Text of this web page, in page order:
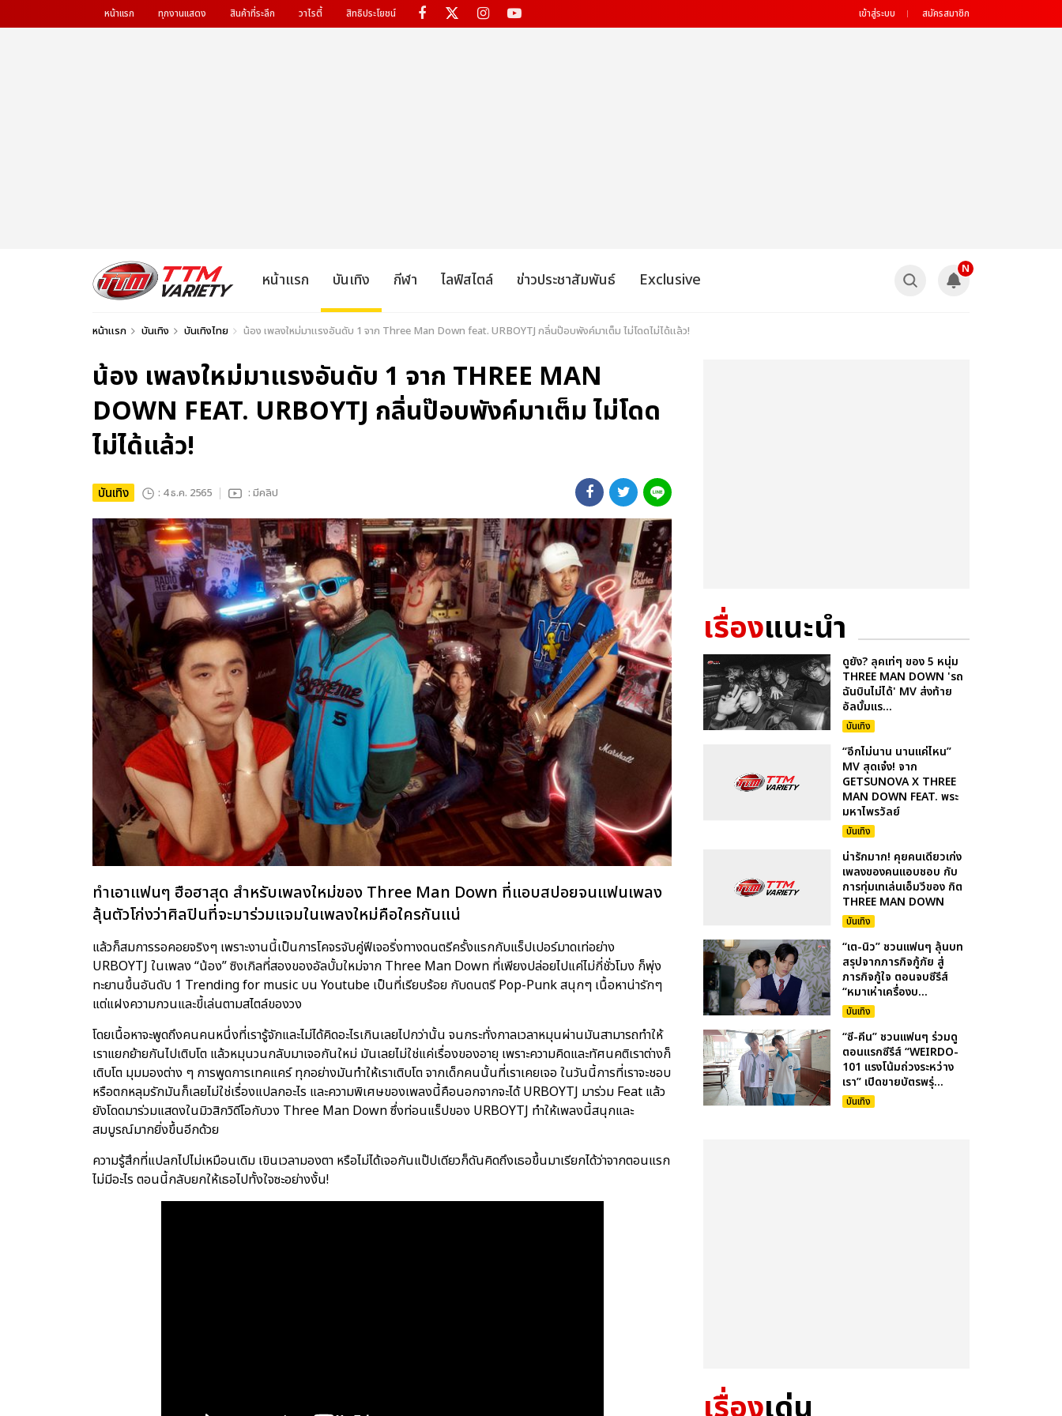
หน้าแรก ทุกงานแสดง สินค้าที่ระลึก วาไรตี้ สิทธิประโยชน์ เข้าสู่ระบบ สมัครสมาชิก
หน้าแรก บันเทิง กีฬา ไลฟ์สไตล์ ข่าวประชาสัมพันธ์ Exclusive
N
หน้าแรก บันเทิง บันเทิงไทย น้อง เพลงใหม่มาแรงอันดับ 1 จาก Three Man Down feat. URBOYTJ กลิ่นป๊อบพังค์มาเต็ม ไม่โดดไม่ได้แล้ว!
น้อง เพลงใหม่มาแรงอันดับ 1 จาก THREE MAN
DOWN FEAT. URBOYTJ กลิ่นป๊อบพังค์มาเต็ม ไม่โดด
ไม่ได้แล้ว!
บันเทิง : 4 ธ.ค. 2565 : มีคลิป
ทำเอาแฟนๆ ฮือฮาสุด สำหรับเพลงใหม่ของ Three Man Down ที่แอบสปอยจนแฟนเพลง
ลุ้นตัวโก่งว่าศิลปินที่จะมาร่วมแจมในเพลงใหม่คือใครกันแน่
แล้วก็สมการรอคอยจริงๆ เพราะงานนี้เป็นการโคจรจับคู่ฟีเจอริ่งทางดนตรีครั้งแรกกับแร็ปเปอร์มาดเท่อย่าง
URBOYTJ ในเพลง “น้อง” ซิงเกิลที่สองของอัลบั้มใหม่จาก Three Man Down ที่เพียงปล่อยไปแค่ไม่กี่ชั่วโมง ก็พุ่ง
ทะยานขึ้นอันดับ 1 Trending for music บน Youtube เป็นที่เรียบร้อย กับดนตรี Pop-Punk สนุกๆ เนื้อหาน่ารักๆ
แต่แฝงความกวนและขี้เล่นตามสไตล์ของวง
โดยเนื้อหาจะพูดถึงคนคนหนึ่งที่เรารู้จักและไม่ได้คิดอะไรเกินเลยไปกว่านั้น จนกระทั่งกาลเวลาหมุนผ่านมันสามารถทำให้
เราแยกย้ายกันไปเติบโต แล้วหมุนวนกลับมาเจอกันใหม่ มันเลยไม่ใช่แค่เรื่องของอายุ เพราะความคิดและทัศนคติเราต่างก็
เติบโต มุมมองต่าง ๆ การพูดการเทคแคร์ ทุกอย่างมันทำให้เราเติบโต จากเด็กคนนั้นที่เราเคยเจอ ในวันนี้การที่เราจะชอบ
หรือตกหลุมรักมันก็เลยไม่ใช่เรื่องแปลกอะไร และความพิเศษของเพลงนี้คือนอกจากจะได้ URBOYTJ มาร่วม Feat แล้ว
ยังโดดมาร่วมแสดงในมิวสิกวิดีโอกับวง Three Man Down ซึ่งท่อนแร็ปของ URBOYTJ ทำให้เพลงนี้สนุกและ
สมบูรณ์มากยิ่งขึ้นอีกด้วย
ความรู้สึกที่แปลกไปไม่เหมือนเดิม เขินเวลามองตา หรือไม่ได้เจอกันแป๊ปเดียวก็ดันคิดถึงเธอขึ้นมาเรียกได้ว่าจากตอนแรก
ไม่มีอะไร ตอนนี้กลับยกให้เธอไปทั้งใจซะอย่างงั้น!
เรื่องแนะนำ
ดูยัง? ลุคเท่ๆ ของ 5 หนุ่ม
THREE MAN DOWN 'รถ
ฉันบินไม่ได้' MV ส่งท้าย
อัลบั้มแร...
บันเทิง
“อีกไม่นาน นานแค่ไหน”
MV สุดเจ๋ง! จาก
GETSUNOVA X THREE
MAN DOWN FEAT. พระ
มหาไพรวัลย์
บันเทิง
น่ารักมาก! คุยคนเดียวเก่ง
เพลงของคนแอบชอบ กับ
การทุ่มเทเล่นเอ็มวีของ กิต
THREE MAN DOWN
บันเทิง
“เต-นิว” ชวนแฟนๆ ลุ้นบท
สรุปจากภารกิจกู้ภัย สู่
ภารกิจกู้ใจ ตอนจบซีรีส์
“หมาเห่าเครื่องบ...
บันเทิง
“ซี-คีน” ชวนแฟนๆ ร่วมดู
ตอนแรกซีรีส์ “WEIRDO-
101 แรงโน้มถ่วงระหว่าง
เรา” เปิดขายบัตรพรุ่...
บันเทิง